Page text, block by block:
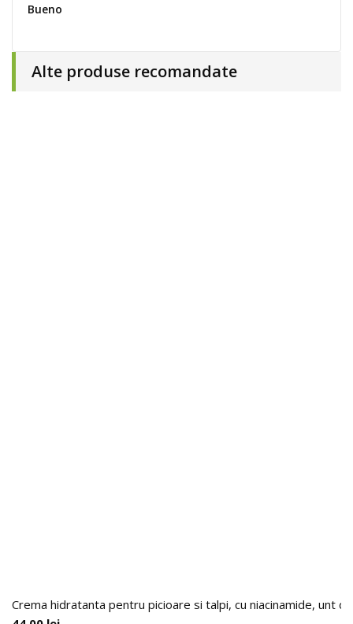
Bueno
Alte produse recomandate
Crema hidratanta pentru picioare si talpi, cu niacinamide, unt